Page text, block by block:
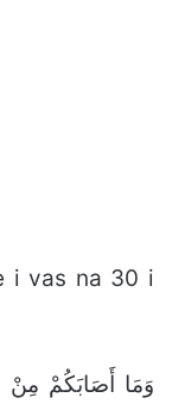
i vas na 30 i
وَمَا أَصَابَكُمْ مِنْ